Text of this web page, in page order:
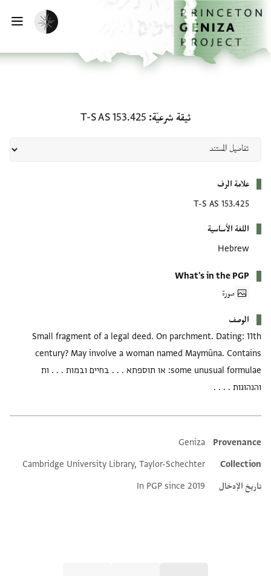
إلى المحتوى الرئيسي
الرئيسية
تفعيل الوضع المظلم
ثيقة شرعيّة T-S AS 153.425
علامة الرف
T-S AS 153.425
اللغة الأساسية
Hebrew
What's in the PGP
صورة
الوصف
Small fragment of a legal deed. On parchment. Dating: 11th
century? May involve a woman named Maymūna. Contains
some unusual formulae: או תוספתא . . . בחיים ובמות . . . ות
והנהוגות . . . .
Additional metadata
Provenance
Geniza
Collection
Cambridge University Library, Taylor-Schechter
تاريخ الإدخال
In PGP since 2019